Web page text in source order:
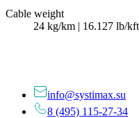
Cable weight
24 kg/km | 16.127 lb/kft
info@systimax.su
8 (495) 115-27-34